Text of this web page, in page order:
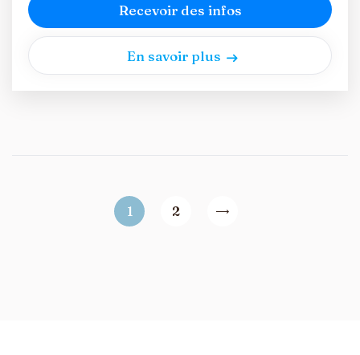
Recevoir des infos
En savoir plus
1 2